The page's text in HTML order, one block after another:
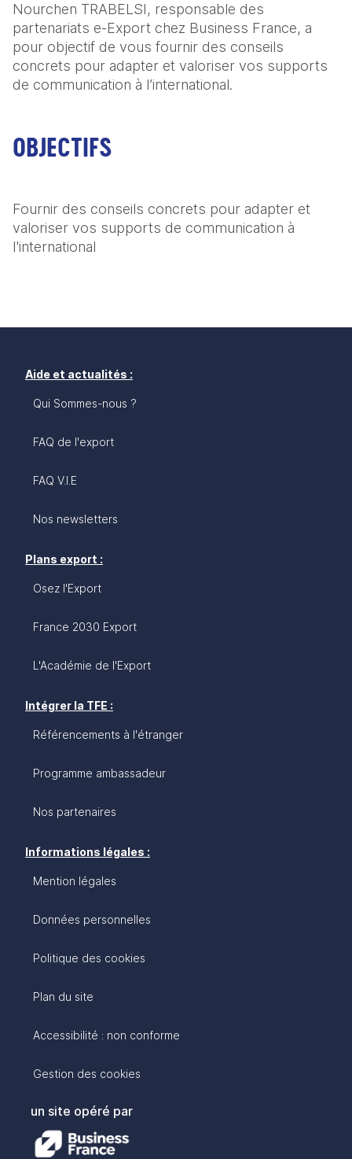
Nourchen TRABELSI, responsable des
partenariats e-Export chez Business France, a
pour objectif de vous fournir des conseils
concrets pour adapter et valoriser vos supports
de communication à l’international.
OBJECTIFS
Fournir des conseils concrets pour adapter et
valoriser vos supports de communication à
l'international
Aide et actualités :
Qui Sommes-nous ?
FAQ de l'export
FAQ V.I.E
Nos newsletters
Plans export :
Osez l'Export
France 2030 Export
L'Académie de l'Export
Intégrer la TFE :
Référencements à l'étranger
Programme ambassadeur
Nos partenaires
Informations légales :
Mention légales
Données personnelles
Politique des cookies
Plan du site
Accessibilité : non conforme
Gestion des cookies
un site opéré par